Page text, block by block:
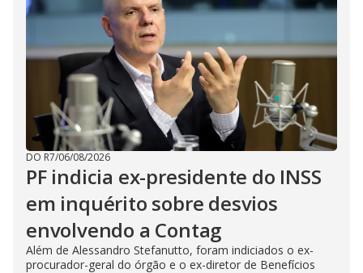
DO R7/06/08/2026
PF indicia ex-presidente do INSS
em inquérito sobre desvios
envolvendo a Contag
Além de Alessandro Stefanutto, foram indiciados o ex-
procurador-geral do órgão e o ex-diretor de Benefícios